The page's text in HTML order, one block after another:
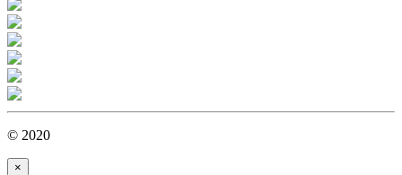
© 2020
×